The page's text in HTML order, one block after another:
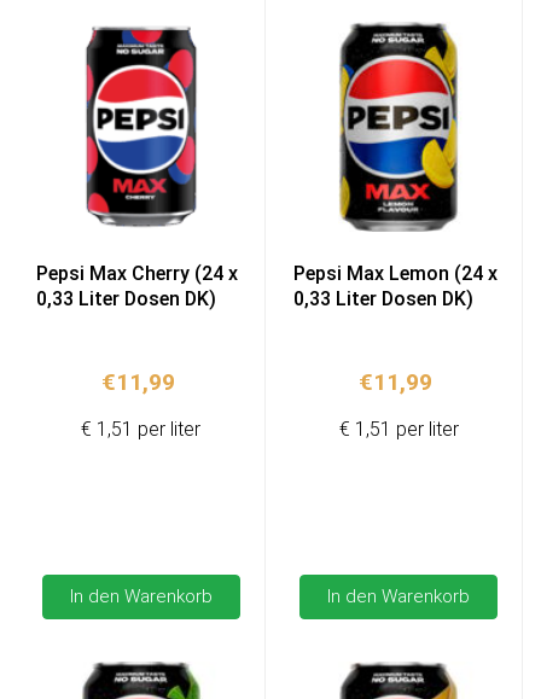
Pepsi Max Cherry (24 x
0,33 Liter Dosen DK)
€11,99
In den Warenkorb
€ 1,51 per liter
Pepsi Max Lemon (24 x
0,33 Liter Dosen DK)
€11,99
In den Warenkorb
€ 1,51 per liter